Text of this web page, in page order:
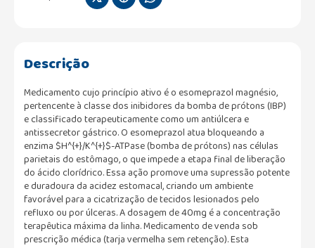
Descrição
Medicamento cujo princípio ativo é o esomeprazol magnésio,
pertencente à classe dos inibidores da bomba de prótons (IBP)
e classificado terapeuticamente como um antiúlcera e
antissecretor gástrico. O esomeprazol atua bloqueando a
enzima $H^{+}/K^{+}$-ATPase (bomba de prótons) nas células
parietais do estômago, o que impede a etapa final de liberação
do ácido clorídrico. Essa ação promove uma supressão potente
e duradoura da acidez estomacal, criando um ambiente
favorável para a cicatrização de tecidos lesionados pelo
refluxo ou por úlceras. A dosagem de 40mg é a concentração
terapêutica máxima da linha. Medicamento de venda sob
prescrição médica (tarja vermelha sem retenção). Esta